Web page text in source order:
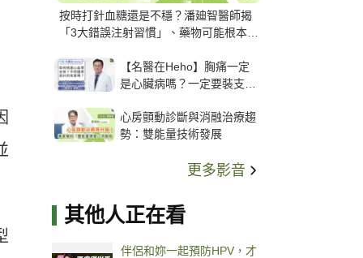
按時打針血糖還是不穩？潘廸智醫師揭
「3大錯誤注射習慣」、藥物可能根本沒
【名醫在Heho】胸痛一定
是心臟病嗎？一定要裝支
解析支架種類、風險與選擇
關鍵
心房顫動診斷與消融治療趨
勢：雙能量技術發展
更多影音
其他人正在看
伴侶和妳一起預防HPV，才